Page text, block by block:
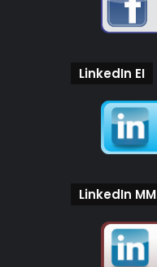
LinkedIn EI
LinkedIn MM